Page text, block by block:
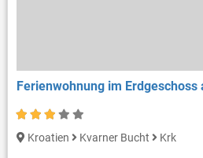
Ferienwohnung im Erdgeschoss
Kroatien Kvarner Bucht Krk